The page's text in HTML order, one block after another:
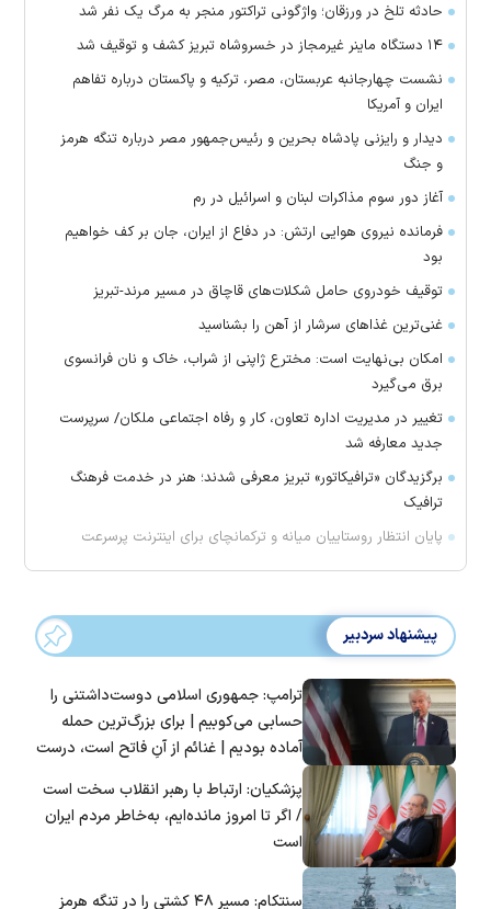
حادثه تلخ در ورزقان؛ واژگونی تراکتور منجر به مرگ یک نفر شد
۱۴ دستگاه ماینر غیرمجاز در خسروشاه تبریز کشف و توقیف شد
نشست چهارجانبه عربستان، مصر، ترکیه و پاکستان درباره تفاهم
ایران و آمریکا
دیدار و رایزنی پادشاه بحرین و رئیس‌جمهور مصر درباره تنگه هرمز
و جنگ
آغاز دور سوم مذاکرات لبنان و اسرائیل در رم
فرمانده نیروی هوایی ارتش: در دفاع از ایران، جان بر کف خواهیم
بود
توقیف خودروی حامل شکلات‌های قاچاق در مسیر مرند-تبریز
غنی‌ترین غذا‌های سرشار از آهن را بشناسید
امکان بی‌نهایت است: مخترع ژاپنی از شراب، خاک و نان فرانسوی
برق می‌گیرد
تغییر در مدیریت اداره تعاون، کار و رفاه اجتماعی ملکان/ سرپرست
جدید معارفه شد
برگزیدگان «ترافیکاتور» تبریز معرفی شدند؛ هنر در خدمت فرهنگ
ترافیک
پایان انتظار روستاییان میانه و ترکمانچای برای اینترنت پرسرعت
پیشنهاد سردبیر
ترامپ: جمهوری اسلامی دوست‌داشتنی را
حسابی می‌کوبیم | برای بزرگ‌ترین حمله
آماده بودیم | غنائم از آنِ فاتح است، درست
پزشکیان: ارتباط با رهبر انقلاب سخت است
/ اگر تا امروز مانده‌ایم، به‌خاطر مردم ایران
است
سنتکام: مسیر ۴۸ کشتی را در تنگه هرمز